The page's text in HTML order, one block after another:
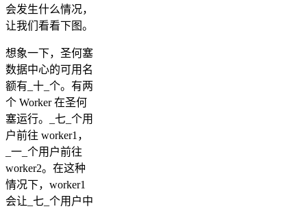
会发生什么情况，
让我们看看下图。
想象一下，圣何塞
数据中心的可用名
额有_十_个。有两
个 Worker 在圣何
塞运行。_七_个用
户前往 worker1，
_一_个用户前往
worker2。在这种
情况下，worker1
会让_七_个用户中